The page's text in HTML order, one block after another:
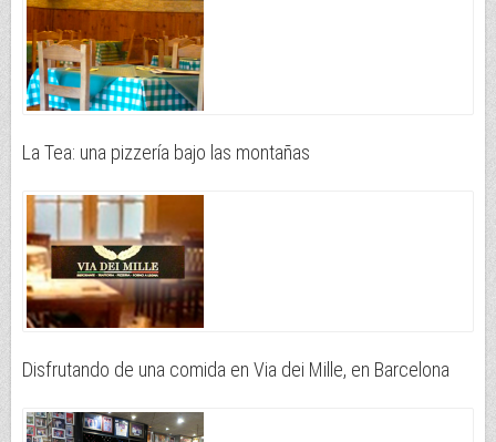
La Tea: una pizzería bajo las montañas
Disfrutando de una comida en Via dei Mille, en Barcelona